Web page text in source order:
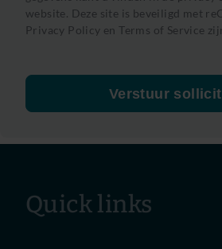
website. Deze site is beveiligd met
Privacy Policy en Terms of Service
Verstuur
Quick links